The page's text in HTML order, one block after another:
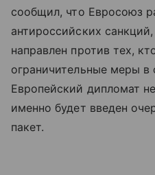
сообщил, что Евросоюз
антироссийских
направлен против тех,
ограничительные меры
Европейский дипломат
именно будет введен
пакет.